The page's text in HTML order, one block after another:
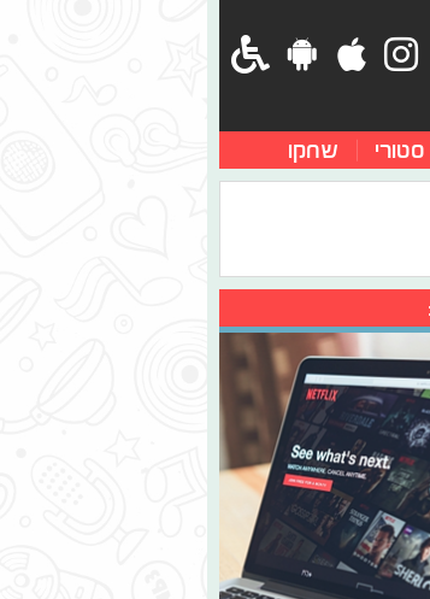
שחקו